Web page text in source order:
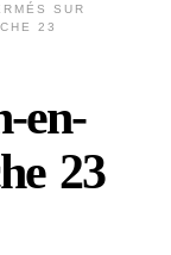
SUR
23
en-
23